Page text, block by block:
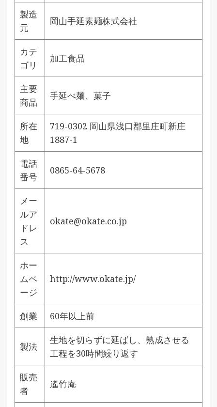
製造
元
岡山手延素麺株式会社
カテ
ゴリ
加工食品
主要
商品
手延べ麺、菓子
所在
地
719-0302 岡山県浅口郡里庄町新庄
1887-1
電話
番号
0865-64-5678
メー
ルア
ドレ
ス
okate@okate.co.jp
ホー
ムペ
ージ
http://www.okate.jp/
創業 60年以上前
製法
生地を切らずに延ばし、熟成させる
工程を30時間繰り返す
販売
者
遙竹庵